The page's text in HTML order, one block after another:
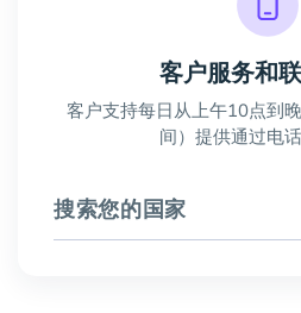
客户服务和
客户支持每日从上午10点到
间）提供通过电话
搜索您的国家